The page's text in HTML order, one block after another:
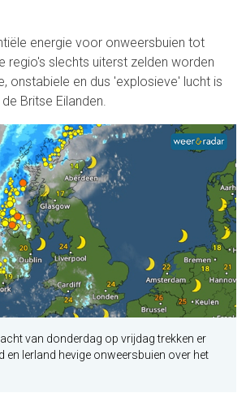
energie voor onweersbuien tot
regio's slechts uiterst zelden worden
onstabiele en dus 'explosieve' lucht is
Britse Eilanden.
van donderdag op vrijdag trekken er
en Ierland hevige onweersbuien over het